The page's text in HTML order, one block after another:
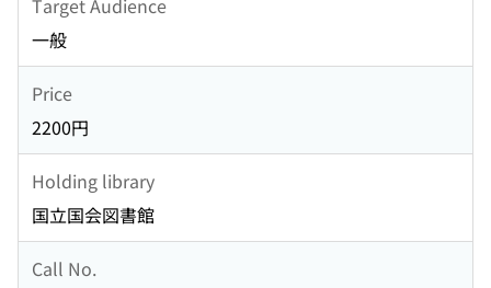
一般
Price
2200円
Holding library
国立国会図書館
Call No.